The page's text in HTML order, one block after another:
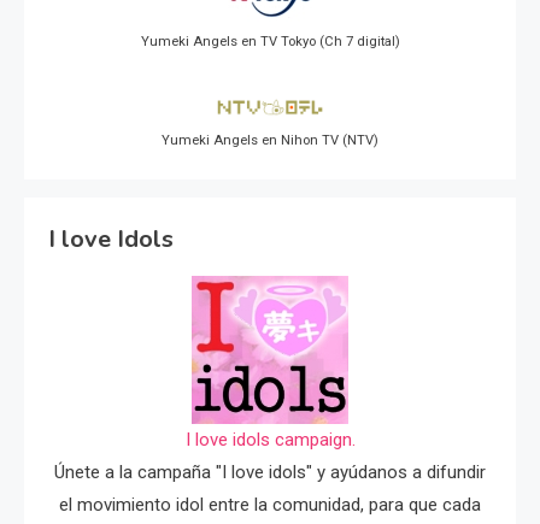
Yumeki Angels en TV Tokyo (Ch 7 digital)
Yumeki Angels en Nihon TV (NTV)
I love Idols
I love idols campaign.
Únete a la campaña "I love idols" y ayúdanos a difundir
el movimiento idol entre la comunidad, para que cada